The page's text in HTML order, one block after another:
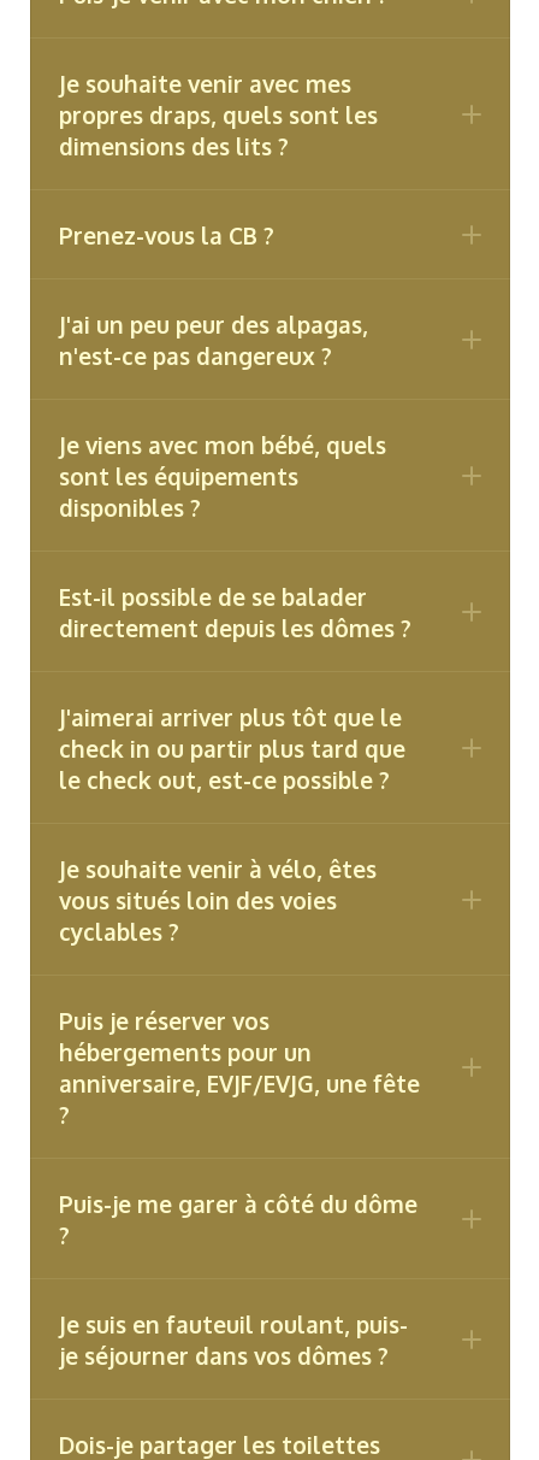
bien tenir votre animal en laisse sur
nombreux animaux en liberté. (Vous
trouverez des chemins de balade aux
ne pas laisser votre animal seul dans le
dôme
ramasser ses déjections et veillez à faire
sonores.
Je souhaite venir avec mes
propres draps, quels sont les
dimensions des lits ?
Prenez-vous la CB ?
J'ai un peu peur des alpagas,
n'est-ce pas dangereux ?
Je viens avec mon bébé, quels
sont les équipements
disponibles ?
Est-il possible de se balader
directement depuis les dômes ?
J'aimerai arriver plus tôt que le
check in ou partir plus tard que
le check out, est-ce possible ?
Je souhaite venir à vélo, êtes
vous situés loin des voies
cyclables ?
Puis je réserver vos
hébergements pour un
anniversaire, EVJF/EVJG, une fête
?
Puis-je me garer à côté du dôme
?
Je suis en fauteuil roulant, puis-
je séjourner dans vos dômes ?
Dois-je partager les toilettes